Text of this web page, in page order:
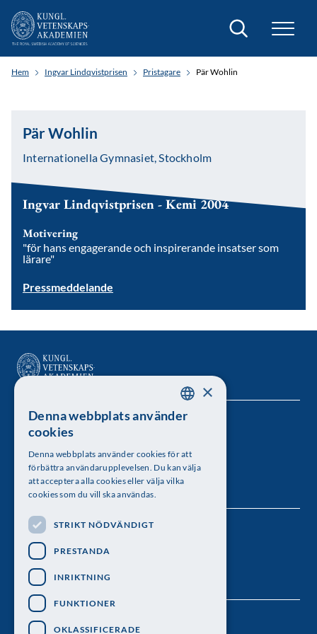
Sök
Hem Ingvar Lindqvistprisen Pristagare Pär Wohlin
Pär Wohlin
Internationella Gymnasiet, Stockholm
Ingvar Lindqvistprisen - Kemi 2004
Motivering
"för hans engagerande och inspirerande insatser som
lärare"
Pressmeddelande
Kungl. Vetenskapsakademien
Besöksadress: Lilla Frescativägen 4A
Telefon: 08-673 95 00
Följ oss
SWEDISH
×
Denna webbplats använder
cookies
Denna webbplats använder cookies för att
förbättra användarupplevelsen. Du kan välja
att acceptera alla cookies eller välja vilka
cookies som du vill ska användas.
STRIKT NÖDVÄNDIGT
PRESTANDA
INRIKTNING
FUNKTIONER
OKLASSIFICERADE